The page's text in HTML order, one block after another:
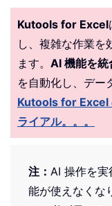
Kutools for Excel
し、複雑な作業を
ます。 AI 機能を統
を自動化し、デー
Kutools for Excel
ライアル。。。
注： AI 操作を
能が使えなくな